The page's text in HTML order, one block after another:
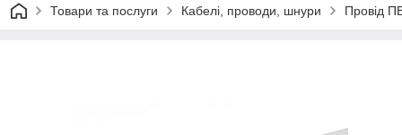
Товари та послуги Кабелі, проводи, шнури Провід